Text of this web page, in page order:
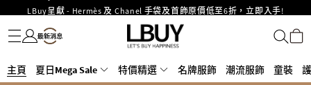
LBuy呈獻 - Hermès 及 Chanel 手袋及首飾原價低至6折，立即入手!
LBuy Nintendo Switch / Nintendo Switch 2 正規商品零售店登陸MOKO 4樓
426號舖！
MOKO 1樓175號鋪旗艦店特設名牌Hermès、CHANEL及LV專區！
重要通告：銀行轉帳及轉數快付款注意事項
購物滿HKD500即享免運費！
名牌服飾
潮流服飾
童裝
護膚美妝
香水香薰
個人護理
母嬰護理
遊戲及精品玩具
文儀用品
家居生活
電子產品
美食
醫藥保健
運動與戶外用品
主頁 夏日Mega Sale 特價精選 名牌服飾 潮流服飾 童裝